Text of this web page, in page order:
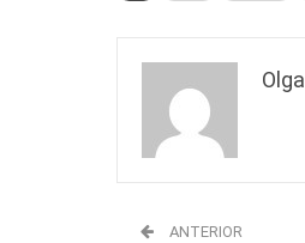
Olga
ANTERIOR